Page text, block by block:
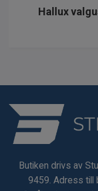
Hallux
Butiken drivs av
9459. Adress till